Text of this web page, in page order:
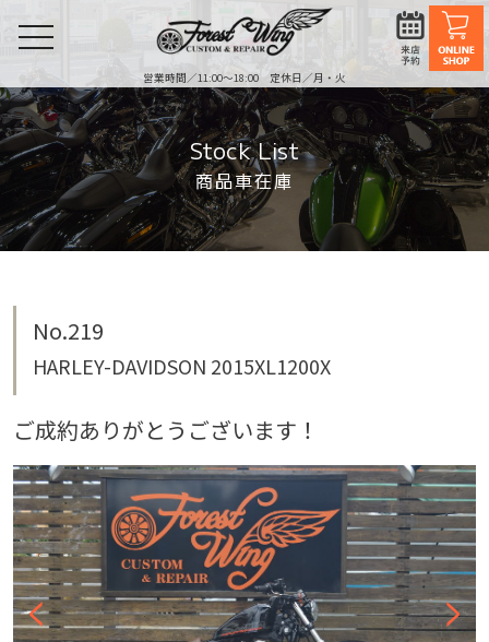
営業時間／11:00〜18:00 定休日／月・火
toggle
navigation
Stock List
商品車在庫
No.219
HARLEY-DAVIDSON 2015XL1200X
ご成約ありがとうございます！